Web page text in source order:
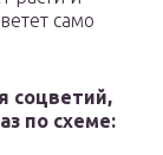
само
соцветий,
по схеме: